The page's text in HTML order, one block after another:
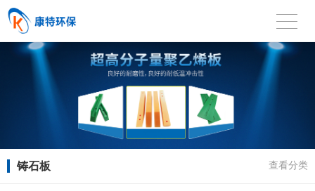
铸石板 查看分类